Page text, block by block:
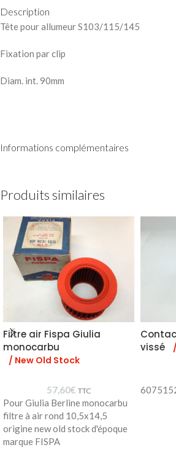
Description
Tête pour allumeur S103/115/145
Fixation par clip
Diam. int. 90mm
Informations complémentaires
Produits similaires
Filtre air Fispa Giulia
monocarbu
/ New Old Stock
57,60€ TTC
Pour Giulia Berline monocarbu
filtre à air rond 10,5x14,5
origine new old stock d'époque
marque FISPA
vissé